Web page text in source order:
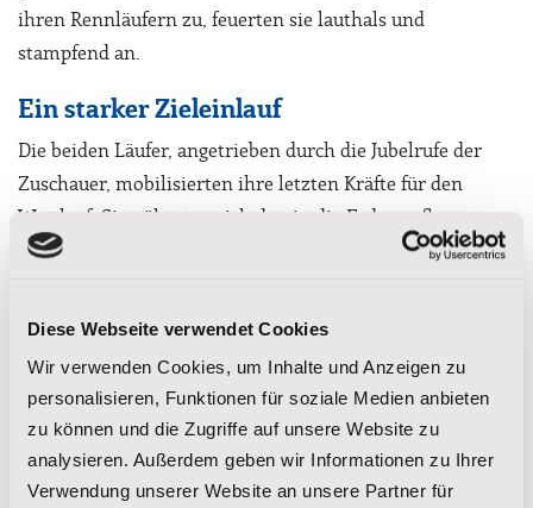
Diese Webseite verwendet Cookies
Wir verwenden Cookies, um Inhalte und Anzeigen zu
personalisieren, Funktionen für soziale Medien anbieten
zu können und die Zugriffe auf unsere Website zu
analysieren. Außerdem geben wir Informationen zu Ihrer
Verwendung unserer Website an unsere Partner für
ihren Rennläufern zu, feuerten sie lauthals und
stampfend an.
Ein starker Zieleinlauf
Die beiden Läufer, angetrieben durch die Jubelrufe der
Zuschauer, mobilisierten ihre letzten Kräfte für den
Wettlauf. Sie näherten sich den in die Erde gepflanzten
rot lackierten Zielstöcken, welche die Ziellinie
Rennergebnis